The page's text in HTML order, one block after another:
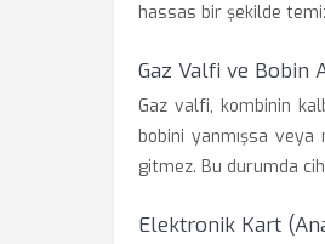
hassas bir şekilde
Gaz Valfi ve Bobin
Gaz valfi, kombinin
bobini yanmışsa veya
gitmez. Bu durumda
Elektronik Kart